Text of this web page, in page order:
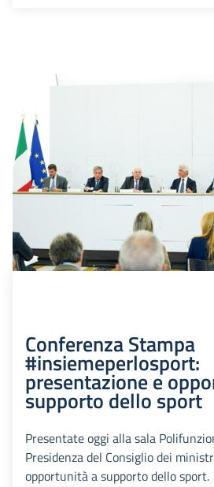
Conferenza Stampa
#insiemeperlosport:
presentazione e
supporto dello sport
Presentate oggi alla sala
Presidenza del Consiglio dei
opportunità a supporto dello sport.